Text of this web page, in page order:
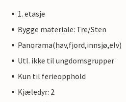
1. etasje
Bygge materiale: Tre/Sten
Panorama(hav,fjord,innsjø,elv)
Utl. ikke til ungdomsgrupper
Kun til ferieopphold
Kjæledyr: 2